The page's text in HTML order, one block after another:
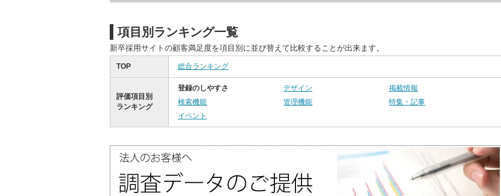
項目別ランキング一覧
新卒採用サイトの顧客満足度を項目別に並び替えて比較することが出来ます。
TOP 総合ランキング
評価項目別
ランキング
登録のしやすさ デザイン
掲載情報
検索機能
管理機能
特集・記事
イベント